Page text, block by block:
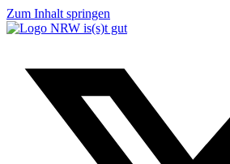
Zum Inhalt springen